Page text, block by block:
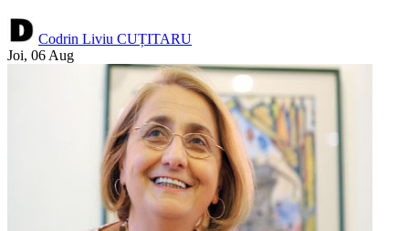
Codrin Liviu CUȚITARU
Joi, 06 Aug